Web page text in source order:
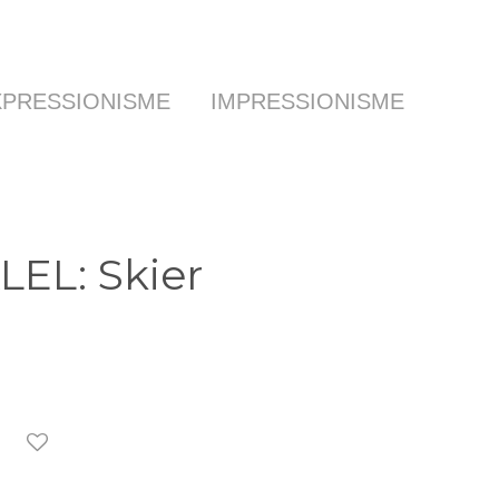
IMPRESSIONISME
Skier